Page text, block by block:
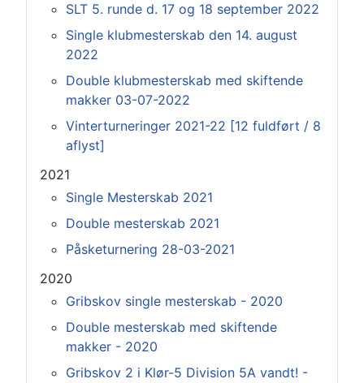
SLT 5. runde d. 17 og 18 september 2022
Single klubmesterskab den 14. august
2022
Double klubmesterskab med skiftende
makker 03-07-2022
Vinterturneringer 2021-22 [12 fuldført / 8
aflyst]
2021
Single Mesterskab 2021
Double mesterskab 2021
Påsketurnering 28-03-2021
2020
Gribskov single mesterskab - 2020
Double mesterskab med skiftende
makker - 2020
Gribskov 2 i Klør-5 Division 5A vandt! -